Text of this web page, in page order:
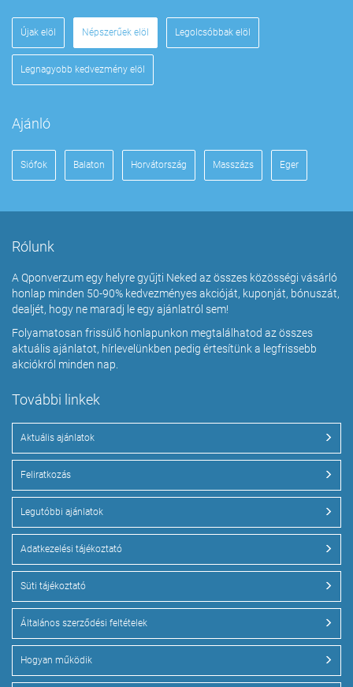
Újak elöl Népszerűek elöl Legolcsóbbak elöl
Legnagyobb kedvezmény elöl
Ajánló
Siófok Balaton Horvátország Masszázs Eger
Rólunk
A Qponverzum egy helyre gyűjti Neked az összes közösségi vásárló
honlap minden 50-90% kedvezményes akcióját, kuponját, bónuszát,
dealjét, hogy ne maradj le egy ajánlatról sem!
Folyamatosan frissülő honlapunkon megtalálhatod az összes
aktuális ajánlatot, hírlevelünkben pedig értesítünk a legfrissebb
akciókról minden nap.
További linkek
Aktuális ajánlatok
Feliratkozás
Legutóbbi ajánlatok
Adatkezelési tájékoztató
Süti tájékoztató
Általános szerződési feltételek
Hogyan működik